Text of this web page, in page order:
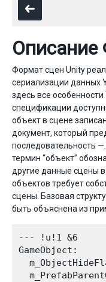
Описание
Формат сцен Unity
сериализации данных
здесь все
спецификации
объект в сцене
документ, который
последовательность
термин “объект”
другие данные сцены
объектов требует
сцены. Базовая
быть объяснена из
--- !u!1 &6
GameObject: